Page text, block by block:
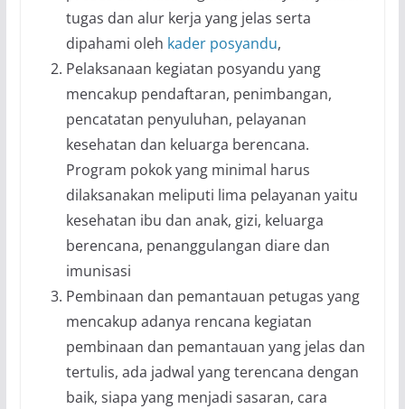
tugas dan alur kerja yang jelas serta
dipahami oleh kader posyandu,
Pelaksanaan kegiatan posyandu yang
mencakup pendaftaran, penimbangan,
pencatatan penyuluhan, pelayanan
kesehatan dan keluarga berencana.
Program pokok yang minimal harus
dilaksanakan meliputi lima pelayanan yaitu
kesehatan ibu dan anak, gizi, keluarga
berencana, penanggulangan diare dan
imunisasi
Pembinaan dan pemantauan petugas yang
mencakup adanya rencana kegiatan
pembinaan dan pemantauan yang jelas dan
tertulis, ada jadwal yang terencana dengan
baik, siapa yang menjadi sasaran, cara